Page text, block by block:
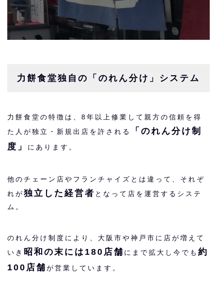
力餅食堂独自の「のれん分け」システム
力餅食堂の特徴は、8年以上修業して親方の信頼を得
た人が独立・新規出店を許される
「のれん分け制
度」
にあります。
他のチェーン店やフランチャイズとは違って、それぞ
れが独立した経営者 となって店を運営するシステ
ム。
のれん分け制度により、大阪市や神戸市に店が増えて
いき 昭和の末には180店舗 にまで拡大し今でも 約
100店舗が営業しています。